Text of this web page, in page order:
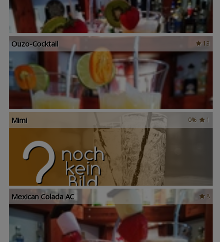
13
Ouzo-Cocktail
1
0%
Mimi
8
Mexican Colada AC